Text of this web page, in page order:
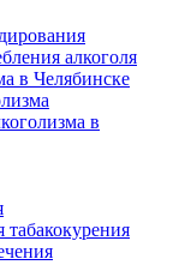
алкоголя
в Челябинске
в